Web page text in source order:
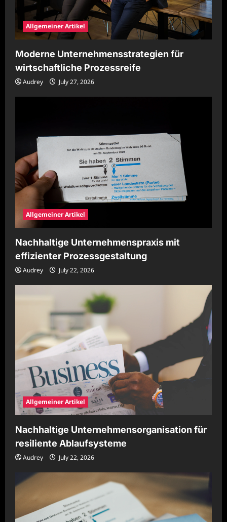
Allgemeiner Artikel
Moderne Unternehmensstrategien für
wirtschaftliche Prozessreife
Audrey July 27, 2026
Allgemeiner Artikel
Nachhaltige Unternehmenspraxis mit
effizienter Prozessgestaltung
Audrey July 22, 2026
Allgemeiner Artikel
Nachhaltige Unternehmensorganisation für
resiliente Ablaufsysteme
Audrey July 22, 2026